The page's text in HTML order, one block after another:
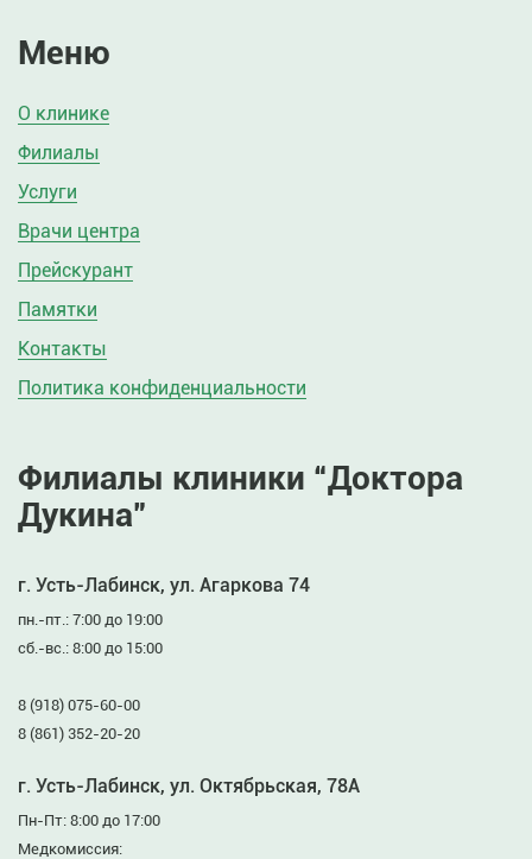
Меню
О клинике
Филиалы
Услуги
Врачи центра
Прейскурант
Памятки
Контакты
Политика конфиденциальности
Филиалы клиники “Доктора
Дукина”
г. Усть-Лабинск, ул. Агаркова 74
пн.-пт.: 7:00 до 19:00
сб.-вс.: 8:00 до 15:00
8 (918) 075-60-00
8 (861) 352-20-20
г. Усть-Лабинск, ул. Октябрьская, 78А
Пн-Пт: 8:00 до 17:00
Медкомиссия: